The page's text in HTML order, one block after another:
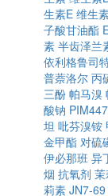
生素E 维生
子酸甘油酯
素 半齿泽兰
依利格鲁司
普萘洛尔 丙
三酚 帕马溴
酸钠 PIM447
坦 吡芬溴铵
金甲酯 对硫
伊必那班 异
烟 抗氧剂
莉素 JN7-69